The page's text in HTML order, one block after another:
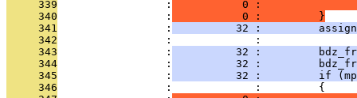
     339
                 :
0 :
     340
                 :
           0 :         }
     341
                 :
32 :
     342
                 :             :
     343
                 :
32 :
     344
                 :
32 :
     345
                 :
32 :         if
     346
                 :             :         {